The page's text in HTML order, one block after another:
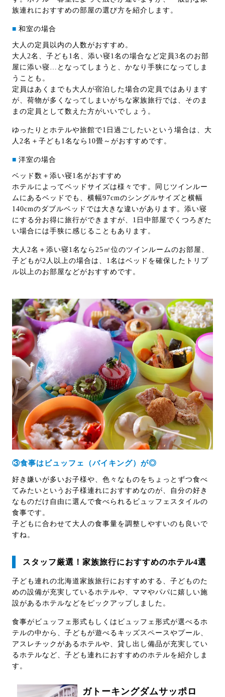
族連れにおすすめの部屋の選び方を紹介します。
■ 和室の場合
大人の定員以内の人数がおすすめ。
大人2名、子ども1名、添い寝1名の場合など定員3名のお部
屋に添い寝…となってしまうと、かなり手狭になってしま
うことも。
定員はあくまでも大人が宿泊した場合の定員ではあります
が、荷物が多くなってしまいがちな家族旅行では、そのま
まの定員として数えた方がいいでしょう。
ゆったりとホテルや旅館で1日過ごしたいという場合は、大
人2名＋子ども1名なら10畳～がおすすめです。
■ 洋室の場合
ベッド数＋添い寝1名がおすすめ
ホテルによってベッドサイズは様々です。同じツインルー
ムにあるベッドでも、横幅97cmのシングルサイズと横幅
140cmのダブルベッドでは大きな違いがあります。添い寝
にする分お得に旅行ができますが、1日中部屋でくつろぎた
い場合には手狭に感じることもあります。
大人2名＋添い寝1名なら25㎡位のツインルームのお部屋、
子どもが2人以上の場合は、1名はベッドを確保したトリプ
ル以上のお部屋などがおすすめです。
③食事はビュッフェ（バイキング）が◎
好き嫌いが多いお子様や、色々なものをちょっとずつ食べ
てみたいというお子様連れにおすすめなのが、自分の好き
なものだけ自由に選んで食べられるビュッフェスタイルの
食事です。
子どもに合わせて大人の食事量を調整しやすいのも良いで
すね。
スタッフ厳選！家族旅行におすすめのホテル4選
子ども連れの北海道家族旅行におすすめする、子どものた
めの設備が充実しているホテルや、ママやパパに嬉しい施
設があるホテルなどをピックアップしました。
食事がビュッフェ形式もしくはビュッフェ形式が選べるホ
テルの中から、子どもが遊べるキッズスペースやプール、
アスレチックがあるホテルや、貸し出し備品が充実してい
るホテルなど、子ども連れにおすすめのホテルを紹介しま
す。
ガトーキングダムサッポロ